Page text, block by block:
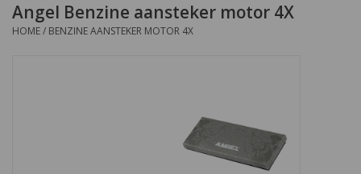
Angel Benzine aansteker motor 4X
HOME/ BENZINE AANSTEKER MOTOR 4X